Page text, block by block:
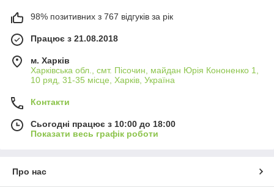
98% позитивних з 767 відгуків за рік
Працює з 21.08.2018
м. Харків
Харківська обл., смт. Пісочин, майдан Юрія Кононенко 1,
10 ряд, 31-35 місце, Харків, Україна
Контакти
Сьогодні працює з 10:00 до 18:00
Показати весь графік роботи
Про нас